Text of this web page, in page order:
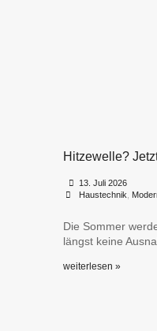
Hitzewelle?
13. Juli 2026
Haustechnik
Die Sommer
längst keine
weiterlesen »